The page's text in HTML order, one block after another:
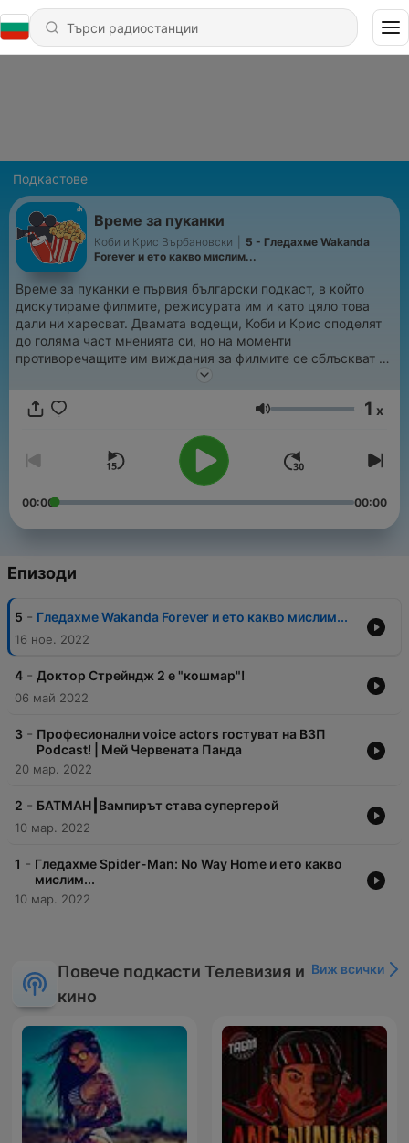
Подкастове
Време за пуканки
Коби и Крис Върбановски
5 - Гледахме Wakanda
Forever и ето какво мислим...
Време за пуканки е първия български подкаст, в който
дискутираме филмите, режисурата им и като цяло това
дали ни харесват. Двамата водещи, Коби и Крис споделят
до голяма част мненията си, но на моменти
противоречащите им виждания за филмите се сблъскват и
създават интересни дискусии.
Сила на звука
1 x
00:00 00:00
Епизоди
5 - Гледахме Wakanda Forever и ето какво мислим...
16 ное. 2022
4 - Доктор Стрейндж 2 е "кошмар"!
06 май 2022
3 - Професионални voice actors гостуват на ВЗП
Podcast! | Мей Червената Панда
20 мар. 2022
2 - БАТМАН┃Вампирът става супергерой
10 мар. 2022
1 - Гледахме Spider-Man: No Way Home и ето какво
мислим...
10 мар. 2022
Повече подкасти Телевизия и
кино
Виж всички